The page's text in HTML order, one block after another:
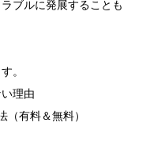
ブルに発展することも
。
理由
（有料＆無料）